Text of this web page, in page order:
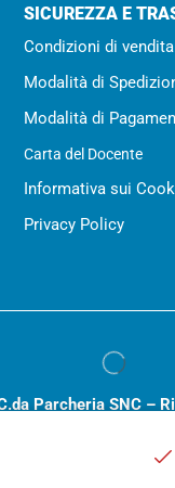
SICUREZZA E
Condizioni di vendita
Modalità di
Modalità di
Carta del Docente
Informativa sui
Privacy Policy
Parcheria SNC –